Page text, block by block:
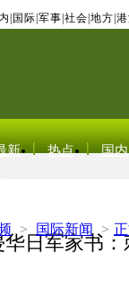
国际 军事 社会 地方
新 热点 国内
> 国际新闻 >
华日军家书